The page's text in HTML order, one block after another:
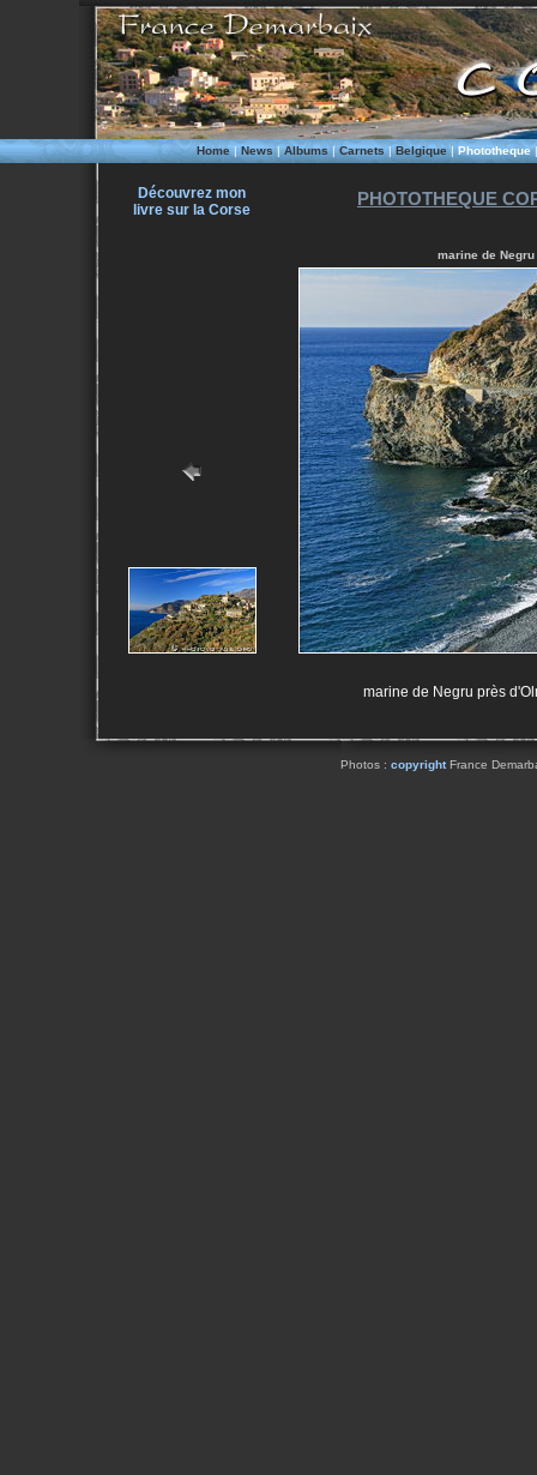
Home|News|Albums|Carnets|Belgique|Phototheque
Découvrez mon
livre sur la Corse
PHOTOTHEQUE
marine de Negru
marine de Negru près
Photos : copyrightFrance